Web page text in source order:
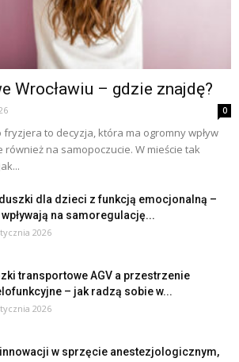
Wrocławiu – gdzie znajdę?
0
to decyzja, która ma ogromny wpływ
również na samopoczucie. W mieście tak
dla dzieci z funkcją emocjonalną –
wpływają na samoregulację...
2026
transportowe AGV a przestrzenie
– jak radzą sobie w...
2026
w sprzęcie anestezjologicznym,